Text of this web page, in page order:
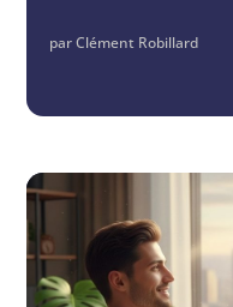
parClément Robillard